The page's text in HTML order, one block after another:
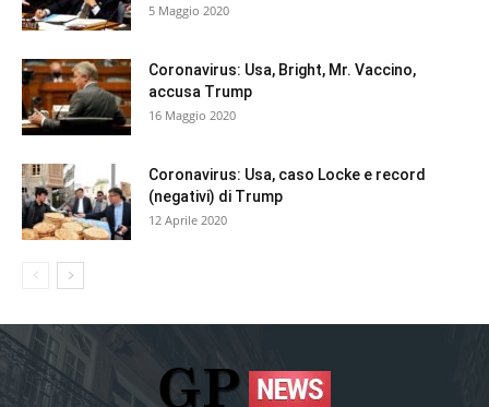
5 Maggio 2020
Coronavirus: Usa, Bright, Mr. Vaccino,
accusa Trump
16 Maggio 2020
Coronavirus: Usa, caso Locke e record
(negativi) di Trump
12 Aprile 2020